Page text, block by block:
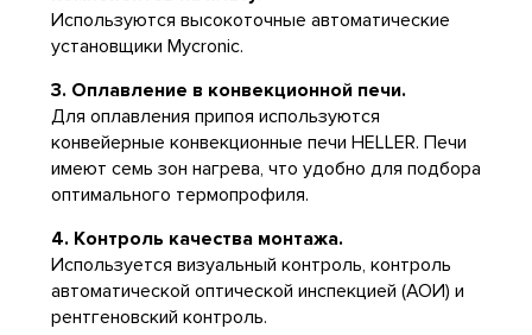
Используются высокоточные автоматические
установщики Mycronic.
3. Оплавление в конвекционной печи.
Для оплавления припоя используются
конвейерные конвекционные печи HELLER. Печи
имеют семь зон нагрева, что удобно для подбора
оптимального термопрофиля.
4. Контроль качества монтажа.
Используется визуальный контроль, контроль
автоматической оптической инспекцией (АОИ) и
рентгеновский контроль.